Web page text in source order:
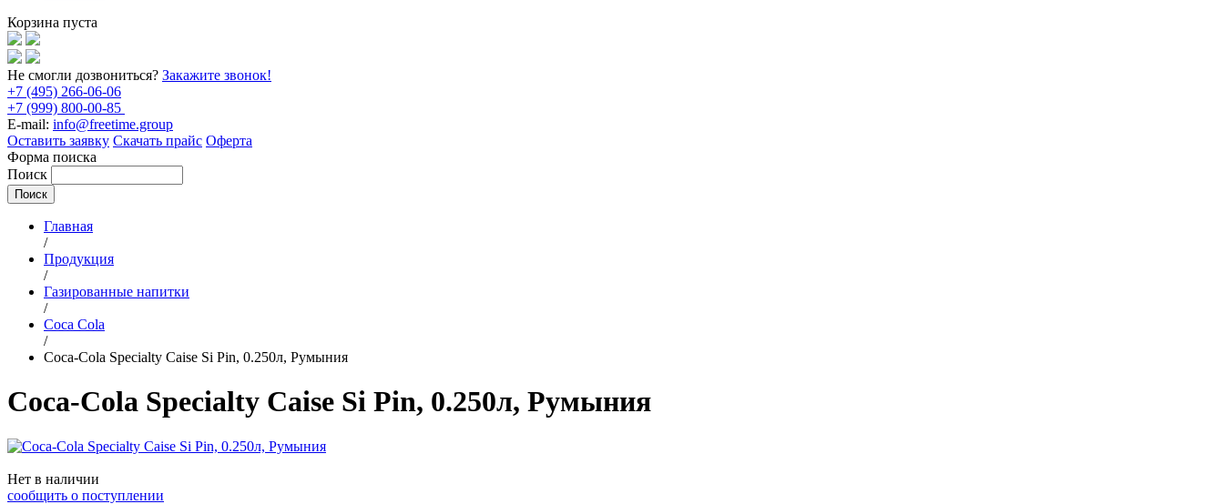
Корзина пуста
Не смогли дозвониться? Закажите звонок!
+7 (495) 266-06-06
+7 (999) 800-00-85
E-mail: info@freetime.group
Оставить заявку Скачать прайс Оферта
Форма поиска
Поиск
Главная
/
Продукция
/
Газированные напитки
/
Coca Cola
/
Coca-Cola Specialty Caise Si Pin, 0.250л, Румыния
Coca-Cola Specialty Caise Si Pin, 0.250л, Румыния
Нет в наличии
сообщить о поступлении